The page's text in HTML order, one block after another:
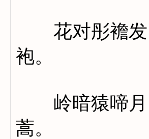
花对彤襜发
袍。
岭暗猿啼月
蒿。